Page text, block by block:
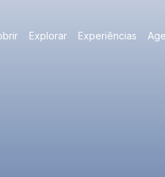
Explorar Experiências